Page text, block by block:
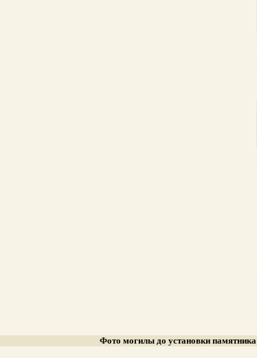
Фото могилы до установки памятника